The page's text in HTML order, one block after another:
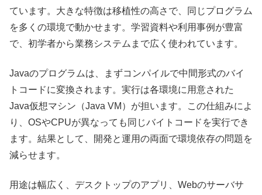
ています。大きな特徴は移植性の高さで、同じプログラム
を多くの環境で動かせます。学習資料や利用事例が豊富
で、初学者から業務システムまで広く使われています。
Javaのプログラムは、まずコンパイルで中間形式のバイ
トコードに変換されます。実行は各環境に用意された
Java仮想マシン（Java VM）が担います。この仕組みによ
り、OSやCPUが異なっても同じバイトコードを実行でき
ます。結果として、開発と運用の両面で環境依存の問題を
減らせます。
用途は幅広く、デスクトップのアプリ、Webのサーバサ